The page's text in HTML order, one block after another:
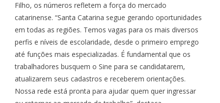
Filho, os números refletem a força do mercado
catarinense. “Santa Catarina segue gerando oportunidades
em todas as regiões. Temos vagas para os mais diversos
perfis e níveis de escolaridade, desde o primeiro emprego
até funções mais especializadas. É fundamental que os
trabalhadores busquem o Sine para se candidatarem,
atualizarem seus cadastros e receberem orientações.
Nossa rede está pronta para ajudar quem quer ingressar